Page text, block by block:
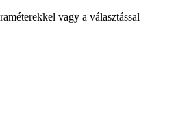
vagy a választással